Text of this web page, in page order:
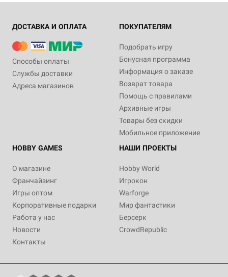
ДОСТАВКА И ОПЛАТА
Способы оплаты
Службы доставки
Адреса магазинов
ПОКУПАТЕЛЯМ
Подобрать игру
Бонусная программа
Информация о заказе
Возврат товара
Помощь с правилами
Архивные игры
Товары без скидки
Мобильное приложение
HOBBY GAMES
О магазине
Франчайзинг
Игры оптом
Корпоративные подарки
Работа у нас
Новости
Контакты
НАШИ ПРОЕКТЫ
Hobby World
Игрокон
Warforge
Мир фантастики
Берсерк
CrowdRepublic